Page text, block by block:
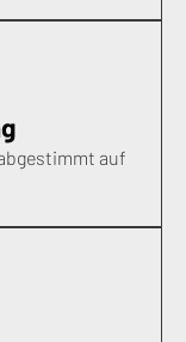
auf